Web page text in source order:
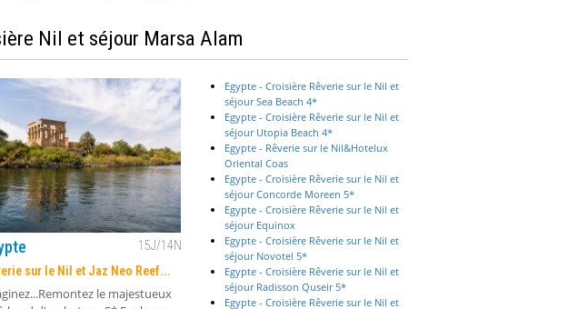
Nil et séjour Marsa Alam
15J/14N
sur le Nil et Jaz Neo Reef...
le majestueux
Egypte - Croisière Rêverie sur le Nil et
séjour Sea Beach 4*
Egypte - Croisière Rêverie sur le Nil et
séjour Utopia Beach 4*
Egypte - Rêverie sur le Nil&Hotelux
Oriental Coas
Egypte - Croisière Rêverie sur le Nil et
séjour Concorde Moreen 5*
Egypte - Croisière Rêverie sur le Nil et
séjour Equinox
Egypte - Croisière Rêverie sur le Nil et
séjour Novotel 5*
Egypte - Croisière Rêverie sur le Nil et
séjour Radisson Quseir 5*
Egypte - Croisière Rêverie sur le Nil et